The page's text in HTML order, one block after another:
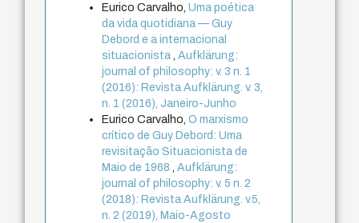
Eurico Carvalho,Uma poética
da vida quotidiana — Guy
Debord e a internacional
situacionista ,Aufklärung:
journal of philosophy: v. 3 n. 1
(2016): Revista Aufklärung. v. 3,
n. 1 (2016), Janeiro-Junho
Eurico Carvalho,O marxismo
crítico de Guy Debord: Uma
revisitação Situacionista de
Maio de 1968
,Aufklärung:
journal of philosophy: v. 5 n. 2
(2018): Revista Aufklärung. v.5,
n. 2 (2019), Maio-Agosto